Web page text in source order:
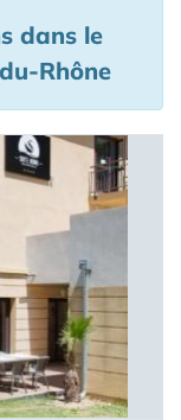
dans le
Rhône